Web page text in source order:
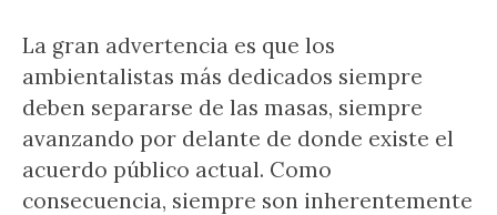
La gran advertencia es que los
ambientalistas más dedicados siempre
deben separarse de las masas, siempre
avanzando por delante de donde existe el
acuerdo público actual. Como
consecuencia, siempre son inherentemente